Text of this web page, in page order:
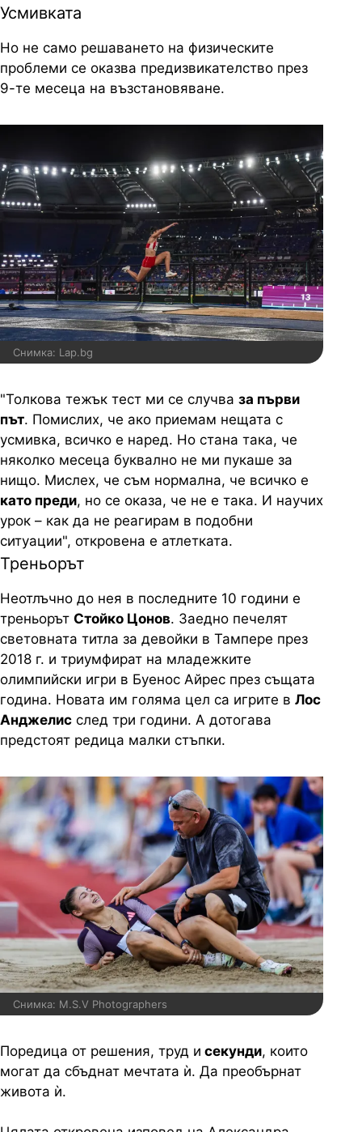
Усмивката
Но не само решаването на физическите
проблеми се оказва предизвикателство през
9-те месеца на възстановяване.
Снимка: Lap.bg
"Толкова тежък тест ми се случва за първи
път. Помислих, че ако приемам нещата с
усмивка, всичко е наред. Но стана така, че
няколко месеца буквално не ми пукаше за
нищо. Мислех, че съм нормална, че всичко е
като преди, но се оказа, че не е така. И научих
урок – как да не реагирам в подобни
ситуации", откровена е атлетката.
Треньорът
Неотлъчно до нея в последните 10 години е
треньорът Стойко Цонов. Заедно печелят
световната титла за девойки в Тампере през
2018 г. и триумфират на младежките
олимпийски игри в Буенос Айрес през същата
година. Новата им голяма цел са игрите в Лос
Анджелис след три години. А дотогава
предстоят редица малки стъпки.
Снимка: M.S.V Photographers
Поредица от решения, труд и секунди, които
могат да сбъднат мечтата ѝ. Да преобърнат
живота ѝ.